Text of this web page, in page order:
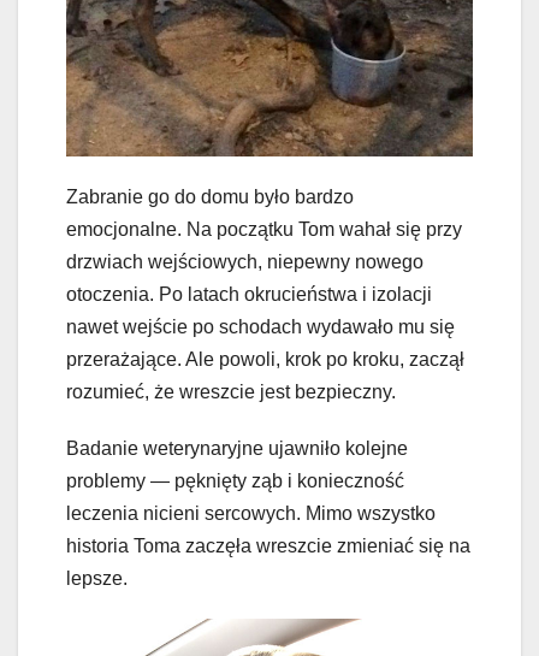
Zabranie go do domu było bardzo
emocjonalne. Na początku Tom wahał się przy
drzwiach wejściowych, niepewny nowego
otoczenia. Po latach okrucieństwa i izolacji
nawet wejście po schodach wydawało mu się
przerażające. Ale powoli, krok po kroku, zaczął
rozumieć, że wreszcie jest bezpieczny.
Badanie weterynaryjne ujawniło kolejne
problemy — pęknięty ząb i konieczność
leczenia nicieni sercowych. Mimo wszystko
historia Toma zaczęła wreszcie zmieniać się na
lepsze.